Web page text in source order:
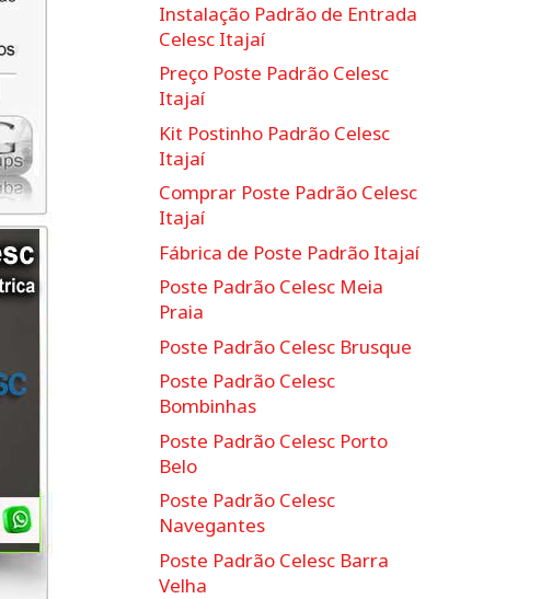
Instalação Padrão de Entrada
Celesc Itajaí
Preço Poste Padrão Celesc
Itajaí
Kit Postinho Padrão Celesc
Itajaí
Comprar Poste Padrão Celesc
Itajaí
Fábrica de Poste Padrão Itajaí
Poste Padrão Celesc Meia
Praia
Poste Padrão Celesc Brusque
Poste Padrão Celesc
Bombinhas
Poste Padrão Celesc Porto
Belo
Poste Padrão Celesc
Navegantes
Poste Padrão Celesc Barra
Velha